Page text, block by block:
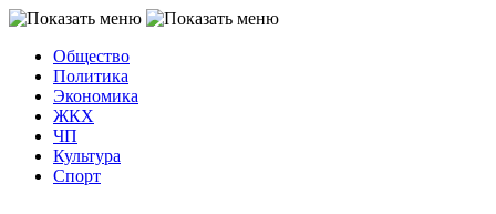
Общество
Политика
Экономика
ЖКХ
ЧП
Культура
Спорт